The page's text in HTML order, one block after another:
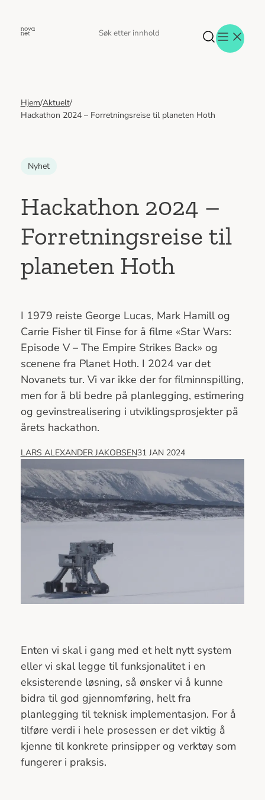
Aktuelt
Eventer
Menneskene
Jobb hos oss
Kontakt oss
Søk
Søk
Hjem/Aktuelt/
Hackathon 2024 – Forretningsreise til planeten Hoth
Nyhet
Hackathon 2024 –
Forretningsreise til
planeten Hoth
I 1979 reiste George Lucas, Mark Hamill og
Carrie Fisher til Finse for å filme «Star Wars:
Episode V – The Empire Strikes Back» og
scenene fra Planet Hoth. I 2024 var det
Novanets tur. Vi var ikke der for filminnspilling,
men for å bli bedre på planlegging, estimering
og gevinstrealisering i utviklingsprosjekter på
årets hackathon.
LARS ALEXANDER JAKOBSEN31 JAN 2024
Enten vi skal i gang med et helt nytt system
eller vi skal legge til funksjonalitet i en
eksisterende løsning, så ønsker vi å kunne
bidra til god gjennomføring, helt fra
planlegging til teknisk implementasjon. For å
tilføre verdi i hele prosessen er det viktig å
kjenne til konkrete prinsipper og verktøy som
fungerer i praksis.